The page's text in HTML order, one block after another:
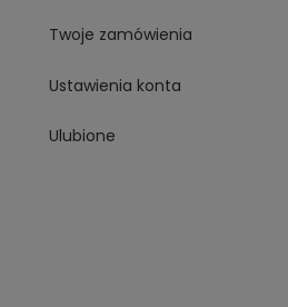
Twoje zamówienia
Ustawienia konta
Ulubione